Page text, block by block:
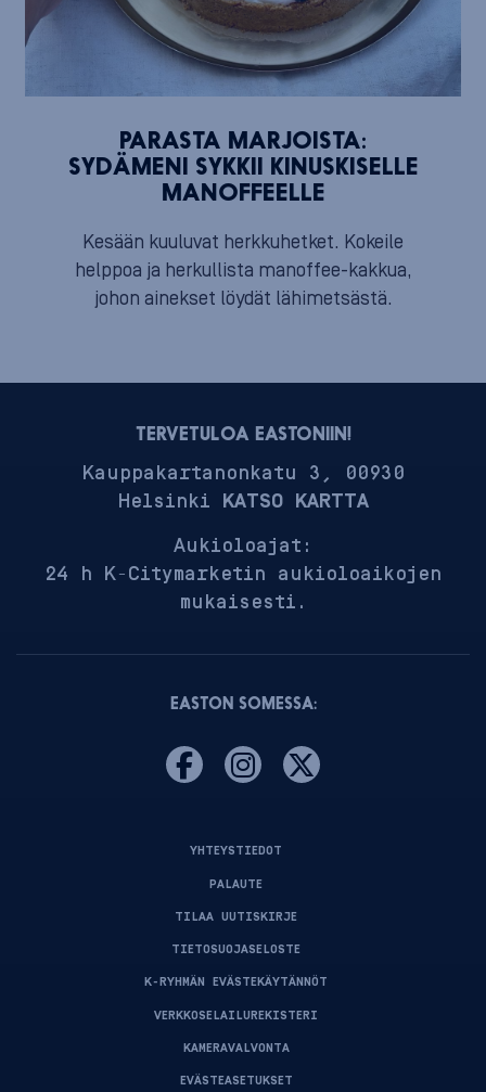
PARASTA MARJOISTA:
SYDÄMENI SYKKII KINUSKISELLE
MANOFFEELLE
Kesään kuuluvat herkkuhetket. Kokeile
helppoa ja herkullista manoffee-kakkua,
johon ainekset löydät lähimetsästä.
TERVETULOA EASTONIIN!
Kauppakartanonkatu 3, 00930
Helsinki KATSO KARTTA
Aukioloajat:
24 h K-Citymarketin aukioloaikojen
mukaisesti.
EASTON SOMESSA:
YHTEYSTIEDOT
PALAUTE
TILAA UUTISKIRJE
TIETOSUOJASELOSTE
K-RYHMÄN EVÄSTEKÄYTÄNNÖT
VERKKOSELAILUREKISTERI
KAMERAVALVONTA
EVÄSTEASETUKSET